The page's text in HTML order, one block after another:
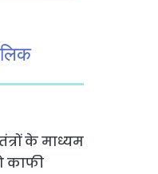
के माध्यम
काफी